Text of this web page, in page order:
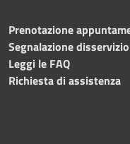
Prenotazione
Segnalazione disservizio
Leggi le FAQ
Richiesta di assistenza